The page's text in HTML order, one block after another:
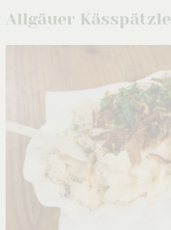
Allgäuer Kässpätzle